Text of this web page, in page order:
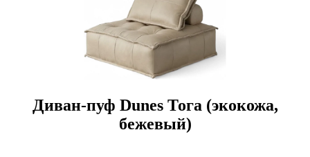
Диван-пуф Dunes Тога (экокожа,
бежевый)